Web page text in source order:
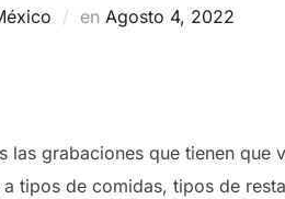
en Publicado
Agosto 4, 2022
las grabaciones que tienen
tipos de comidas, tipos de